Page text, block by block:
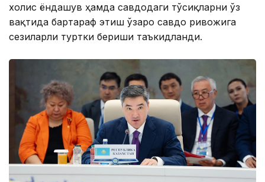
холис ёндашув ҳамда савдодаги тўсиқларни ўз
вақтида бартараф этиш ўзаро савдо ривожига
сезиларли туртки бериши таъкидланди.